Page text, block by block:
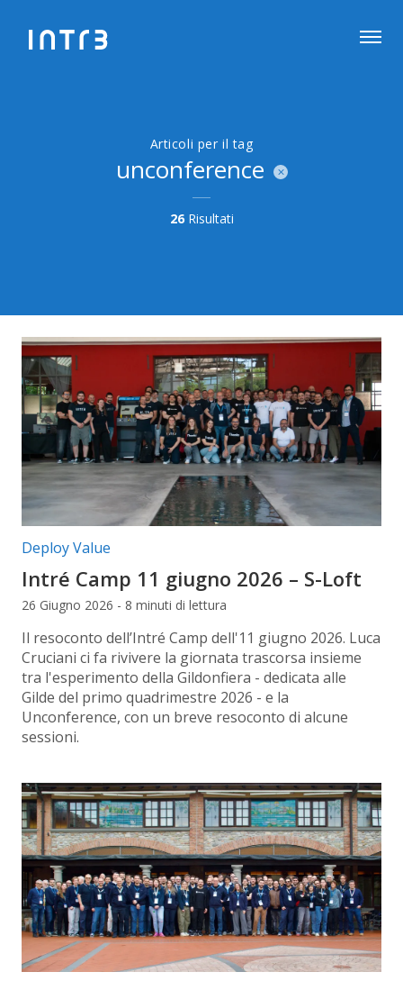
Articoli per il tag
unconference
26Risultati
Categorie articolo:
Deploy Value
Intré Camp 11 giugno 2026 – S-Loft
26 Giugno 2026 - 8 minuti di lettura
Il resoconto dell’Intré Camp dell'11 giugno 2026. Luca
Cruciani ci fa rivivere la giornata trascorsa insieme
tra l'esperimento della Gildonfiera - dedicata alle
Gilde del primo quadrimestre 2026 - e la
Unconference, con un breve resoconto di alcune
sessioni.